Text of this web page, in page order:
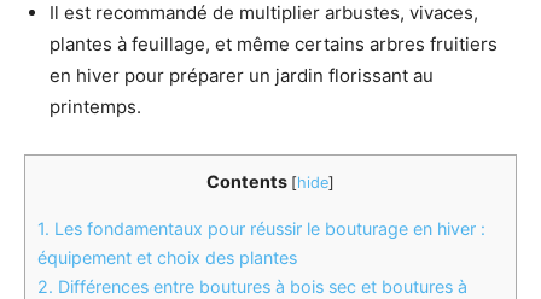
Il est recommandé de multiplier arbustes, vivaces,
plantes à feuillage, et même certains arbres fruitiers
en hiver pour préparer un jardin florissant au
printemps.
Contents [hide]
1. Les fondamentaux pour réussir le bouturage en hiver :
équipement et choix des plantes
2. Différences entre boutures à bois sec et boutures à